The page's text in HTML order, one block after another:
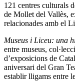
121 centres culturals
de Mollet del Vallès,
relacionades amb el
Museus i Liceu: una
entre museus,
d’exposicions de
aniversari del Gran
establir lligams entre